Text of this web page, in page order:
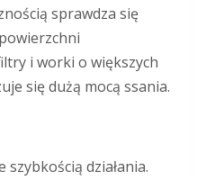
sprawdza się
i worki o większych
się dużą mocą ssania.
szybkością działania.